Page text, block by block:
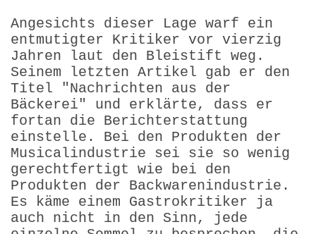
Angesichts dieser Lage warf ein
entmutigter Kritiker vor vierzig
Jahren laut den Bleistift weg.
Seinem letzten Artikel gab er den
Titel "Nachrichten aus der
Bäckerei" und erklärte, dass er
fortan die Berichterstattung
einstelle. Bei den Produkten der
Musicalindustrie sei sie so wenig
gerechtfertigt wie bei den
Produkten der Backwarenindustrie.
Es käme einem Gastrokritiker ja
auch nicht in den Sinn, jede